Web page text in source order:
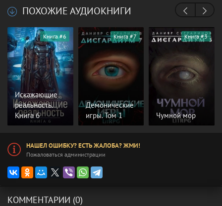
ПОХОЖИЕ АУДИОКНИГИ
Искажающие
реальность.
Книга 6
Книга #6
Демонические
игры. Том 1
Книга #7
Чумной мор
Книга #3
НАШЕЛ ОШИБКУ? ЕСТЬ ЖАЛОБА? ЖМИ!
Пожаловаться администрации
КОММЕНТАРИИ (0)